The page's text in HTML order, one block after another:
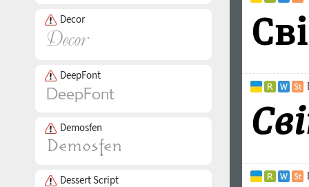
Decor
DeepFont
Demosfen
Dessert Script